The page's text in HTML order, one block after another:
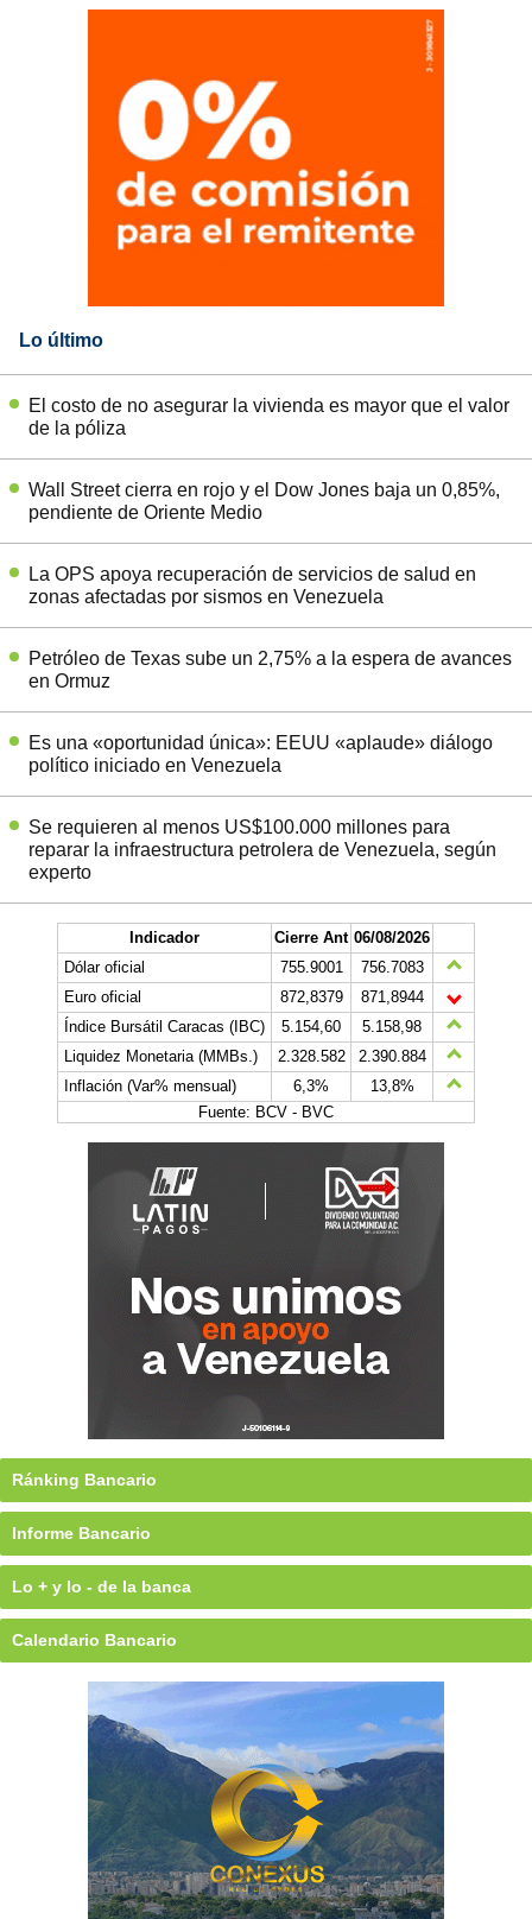
Lo último
El costo de no asegurar la vivienda es mayor que el valor
de la póliza
Wall Street cierra en rojo y el Dow Jones baja un 0,85%,
pendiente de Oriente Medio
La OPS apoya recuperación de servicios de salud en
zonas afectadas por sismos en Venezuela
Petróleo de Texas sube un 2,75% a la espera de avances
en Ormuz
Es una «oportunidad única»: EEUU «aplaude» diálogo
político iniciado en Venezuela
Se requieren al menos US$100.000 millones para
reparar la infraestructura petrolera de Venezuela, según
experto
Indicador Cierre Ant 06/08/2026
Dólar oficial
755.9001
756.7083
Euro oficial
872,8379
871,8944
Índice Bursátil Caracas (IBC)
5.154,60
5.158,98
Liquidez Monetaria (MMBs.)
2.328.582
2.390.884
Inflación (Var% mensual)
6,3%
13,8%
Fuente: BCV - BVC
Ránking Bancario
Informe Bancario
Lo + y lo - de la banca
Calendario Bancario